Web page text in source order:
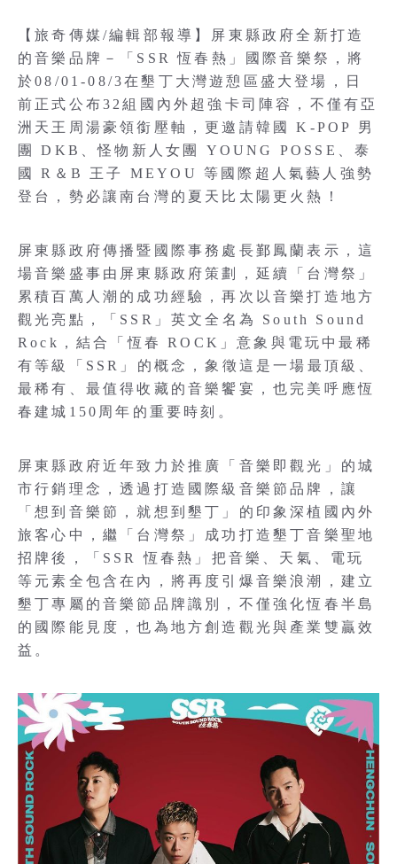
【旅奇傳媒/編輯部報導】屏東縣政府全新打造
的音樂品牌－「SSR 恆春熱」國際音樂祭，將
於08/01-08/3在墾丁大灣遊憩區盛大登場，日
前正式公布32組國內外超強卡司陣容，不僅有亞
洲天王周湯豪領銜壓軸，更邀請韓國 K-POP 男
團 DKB、怪物新人女團 YOUNG POSSE、泰
國 R＆B 王子 MEYOU 等國際超人氣藝人強勢
登台，勢必讓南台灣的夏天比太陽更火熱！
屏東縣政府傳播暨國際事務處長鄞鳳蘭表示，這
場音樂盛事由屏東縣政府策劃，延續「台灣祭」
累積百萬人潮的成功經驗，再次以音樂打造地方
觀光亮點，「SSR」英文全名為 South Sound
Rock，結合「恆春 ROCK」意象與電玩中最稀
有等級「SSR」的概念，象徵這是一場最頂級、
最稀有、最值得收藏的音樂饗宴，也完美呼應恆
春建城150周年的重要時刻。
屏東縣政府近年致力於推廣「音樂即觀光」的城
市行銷理念，透過打造國際級音樂節品牌，讓
「想到音樂節，就想到墾丁」的印象深植國內外
旅客心中，繼「台灣祭」成功打造墾丁音樂聖地
招牌後，「SSR 恆春熱」把音樂、天氣、電玩
等元素全包含在內，將再度引爆音樂浪潮，建立
墾丁專屬的音樂節品牌識別，不僅強化恆春半島
的國際能見度，也為地方創造觀光與產業雙贏效
益。